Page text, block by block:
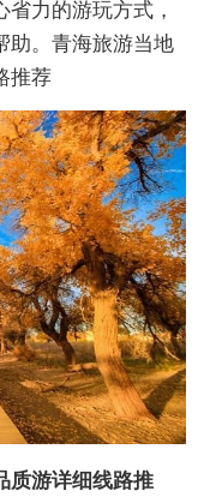
力的游玩方式，
助。青海旅游当地
推荐
质游详细线路推